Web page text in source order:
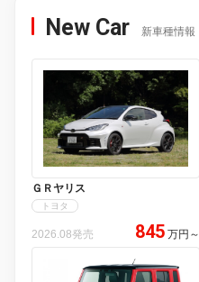
New Car 新車種情報
ＧＲヤリス
トヨタ
2026.08発売 845 万円 ～